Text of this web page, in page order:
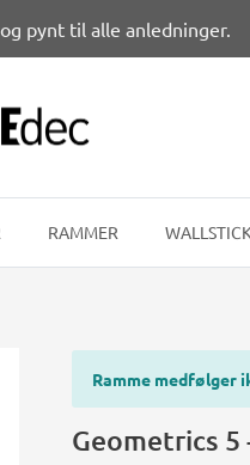
pynt til alle anledninger.
RAMMER
Ramme medfølger
Geometrics 5